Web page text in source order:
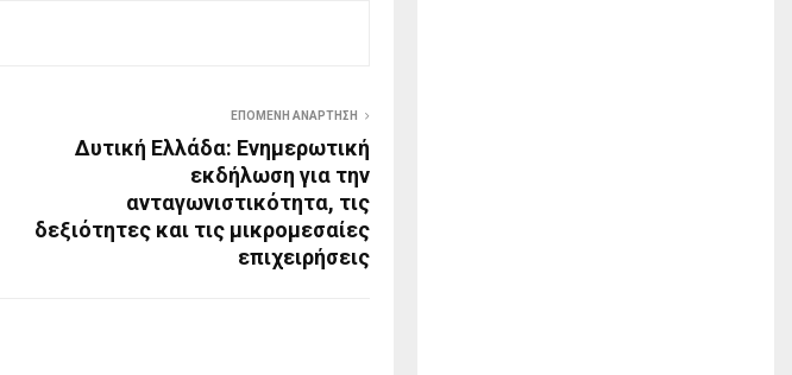
ΕΠΌΜΕΝΗ ΑΝΆΡΤΗΣΗ
Δυτική Ελλάδα: Ενημερωτική
εκδήλωση για την
ανταγωνιστικότητα, τις
δεξιότητες και τις μικρομεσαίες
επιχειρήσεις